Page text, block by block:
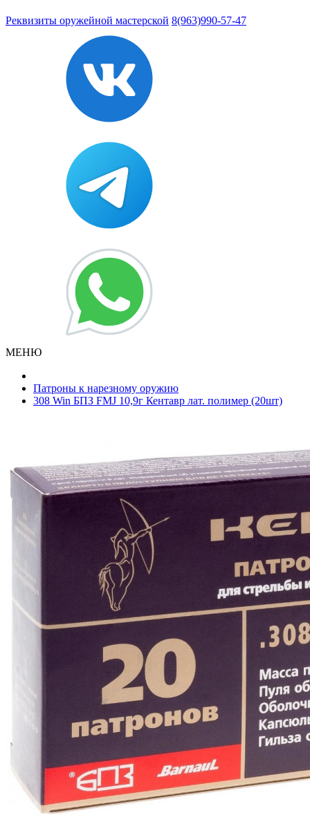
Реквизиты оружейной мастерской 8(963)990-57-47
МЕНЮ
Патроны к нарезному оружию
308 Win БПЗ FMJ 10,9г Кентавр лат. полимер (20шт)